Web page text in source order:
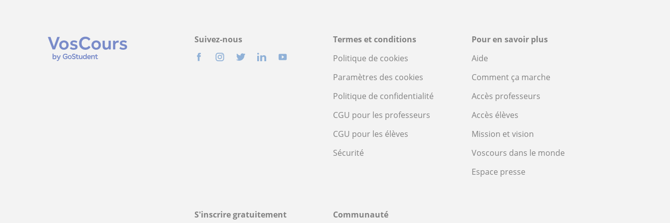
Suivez-nous
Termes et conditions
Politique de cookies
Paramètres des cookies
Politique de confidentialité
CGU pour les professeurs
CGU pour les élèves
Sécurité
Pour en savoir plus
Aide
Comment ça marche
Accès professeurs
Accès élèves
Mission et vision
Voscours dans le monde
Espace presse
S'inscrire gratuitement Communauté